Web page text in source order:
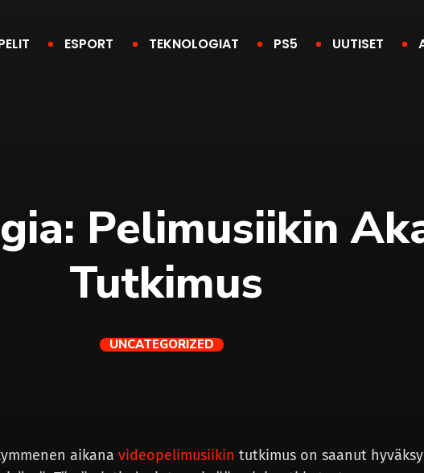
ESPORT TEKNOLOGIAT PS5 UUTISET
Pelimusiikin
Tutkimus
UNCATEGORIZED
aikana videopelimusiikin tutkimus on saanut